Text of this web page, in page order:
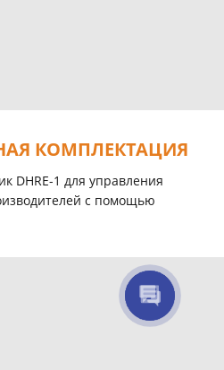
КОМПЛЕКТАЦИЯ
DHRE-1 для управления
с помощью